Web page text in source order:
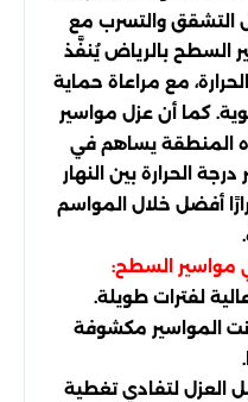
التشقق والتسرب مع
السطح بالرياض يُنفَّذ
مع مراعاة حماية
كما أن عزل مواسير
المنطقة يساهم في
الحرارة بين النهار
أفضل خلال المواسم
مواسير السطح:
لفترات طويلة.
المواسير مكشوفة
العزل لتفادي تغطية